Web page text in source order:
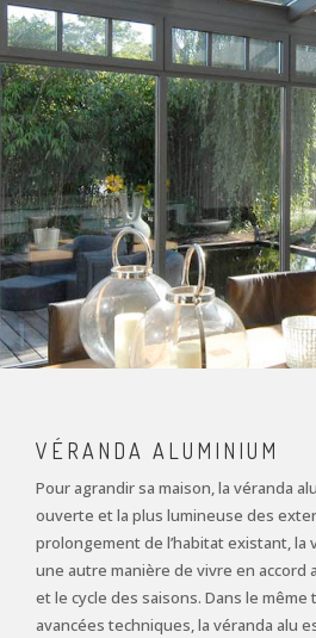
VÉRANDA ALUMINIUM
Pour agrandir sa maison, la véranda
ouverte et la plus lumineuse des
prolongement de l’habitat existant, la
une autre manière de vivre en accord
et le cycle des saisons. Dans le même
avancées techniques, la véranda alu